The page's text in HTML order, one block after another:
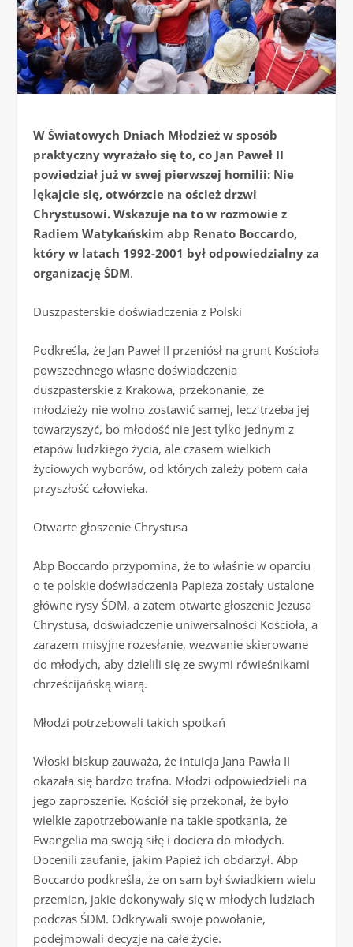
W Światowych Dniach Młodzież w sposób
praktyczny wyrażało się to, co Jan Paweł II
powiedział już w swej pierwszej homilii: Nie
lękajcie się, otwórzcie na oścież drzwi
Chrystusowi. Wskazuje na to w rozmowie z
Radiem Watykańskim abp Renato Boccardo,
który w latach 1992-2001 był odpowiedzialny za
organizację ŚDM.
Duszpasterskie doświadczenia z Polski
Podkreśla, że Jan Paweł II przeniósł na grunt Kościoła
powszechnego własne doświadczenia
duszpasterskie z Krakowa, przekonanie, że
młodzieży nie wolno zostawić samej, lecz trzeba jej
towarzyszyć, bo młodość nie jest tylko jednym z
etapów ludzkiego życia, ale czasem wielkich
życiowych wyborów, od których zależy potem cała
przyszłość człowieka.
Otwarte głoszenie Chrystusa
Abp Boccardo przypomina, że to właśnie w oparciu
o te polskie doświadczenia Papieża zostały ustalone
główne rysy ŚDM, a zatem otwarte głoszenie Jezusa
Chrystusa, doświadczenie uniwersalności Kościoła, a
zarazem misyjne rozesłanie, wezwanie skierowane
do młodych, aby dzielili się ze swymi rówieśnikami
chrześcijańską wiarą.
Młodzi potrzebowali takich spotkań
Włoski biskup zauważa, że intuicja Jana Pawła II
okazała się bardzo trafna. Młodzi odpowiedzieli na
jego zaproszenie. Kościół się przekonał, że było
wielkie zapotrzebowanie na takie spotkania, że
Ewangelia ma swoją siłę i dociera do młodych.
Docenili zaufanie, jakim Papież ich obdarzył. Abp
Boccardo podkreśla, że on sam był świadkiem wielu
przemian, jakie dokonywały się w młodych ludziach
podczas ŚDM. Odkrywali swoje powołanie,
podejmowali decyzje na całe życie.